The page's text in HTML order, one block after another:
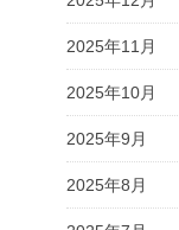
2025年11月
2025年10月
2025年9月
2025年8月